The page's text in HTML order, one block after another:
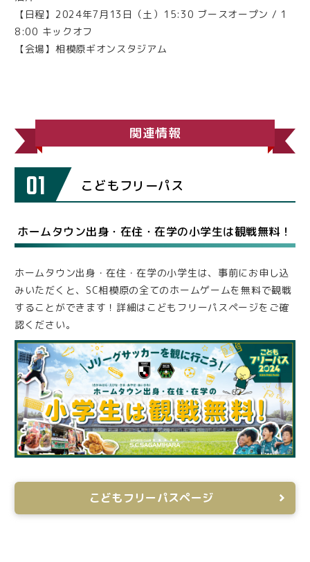
【日程】2024年7月13日（土）15:30 ブースオープン / 1
8:00 キックオフ
【会場】相模原ギオンスタジアム
関連情報
01 こどもフリーパス
ホームタウン出身・在住・在学の小学生は観戦無料！
ホームタウン出身・在住・在学の小学生は、事前にお申し込
みいただくと、SC相模原の全てのホームゲームを無料で観戦
することができます！詳細はこどもフリーパスページをご確
認ください。
こどもフリーパスページ